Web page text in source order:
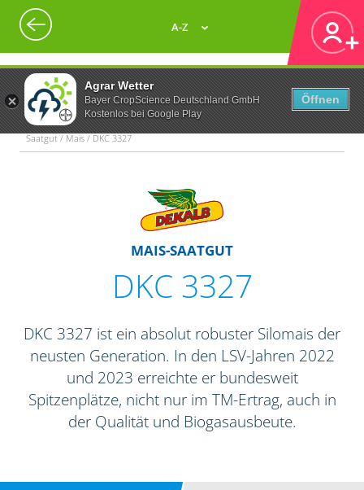
Agrar Wetter
Bayer CropScience Deutschland GmbH
Kostenlos bei Google Play
Öffnen
A-Z
Saatgut / Mais / DKC 3327
MAIS-SAATGUT
DKC 3327
DKC 3327 ist ein absolut robuster Silomais der
neusten Generation. In den LSV-Jahren 2022
und 2023 erreichte er bundesweit
Spitzenplätze, nicht nur im TM-Ertrag, auch in
der Qualität und Biogasausbeute.